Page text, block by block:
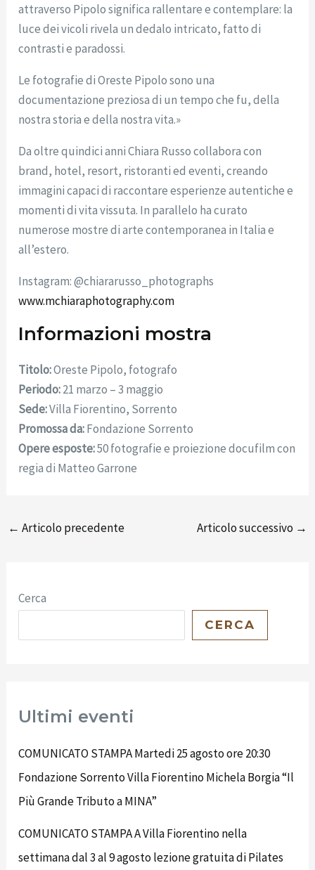
attraverso Pipolo significa rallentare e contemplare: la
luce dei vicoli rivela un dedalo intricato, fatto di
contrasti e paradossi.
Le fotografie di Oreste Pipolo sono una
documentazione preziosa di un tempo che fu, della
nostra storia e della nostra vita.»
Da oltre quindici anni Chiara Russo collabora con
brand, hotel, resort, ristoranti ed eventi, creando
immagini capaci di raccontare esperienze autentiche e
momenti di vita vissuta. In parallelo ha curato
numerose mostre di arte contemporanea in Italia e
all’estero.
Instagram: @chiararusso_photographs
www.mchiaraphotography.com
Informazioni mostra
Titolo:Oreste Pipolo, fotografo
Periodo:21 marzo – 3 maggio
Sede:Villa Fiorentino, Sorrento
Promossa da:Fondazione Sorrento
Opere esposte:50 fotografie e proiezione docufilm con
regia di Matteo Garrone
← Articolo precedente Articolo successivo →
Cerca
CERCA
Ultimi eventi
COMUNICATO STAMPA Martedi 25 agosto ore 20:30
Fondazione Sorrento Villa Fiorentino Michela Borgia “Il
Più Grande Tributo a MINA”
COMUNICATO STAMPA A Villa Fiorentino nella
settimana dal 3 al 9 agosto lezione gratuita di Pilates